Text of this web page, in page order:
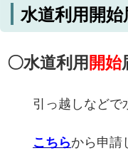
水道利用開
〇水道利用 開始
引っ越しなどで水
こちらから申請